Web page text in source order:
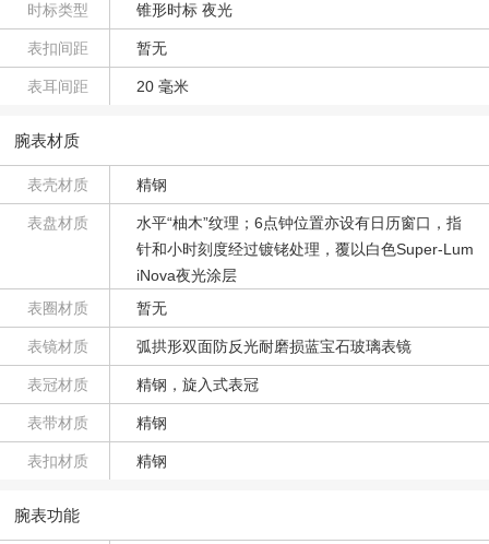
时标类型 锥形时标 夜光
表扣间距 暂无
表耳间距 20 毫米
腕表材质
表壳材质 精钢
表盘材质
水平“柚木”纹理；6点钟位置亦设有日历窗口，指
针和小时刻度经过镀铑处理，覆以白色Super-Lum
iNova夜光涂层
表圈材质
暂无
表镜材质 弧拱形双面防反光耐磨损蓝宝石玻璃表镜
表冠材质 精钢，旋入式表冠
表带材质 精钢
表扣材质 精钢
腕表功能